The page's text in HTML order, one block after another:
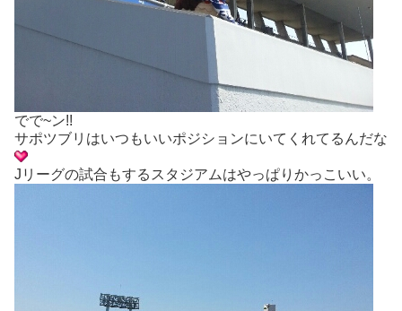
でで~ン!!
サポツブリはいつもいいポジションにいてくれてるんだな
Jリーグの試合もするスタジアムはやっぱりかっこいい。